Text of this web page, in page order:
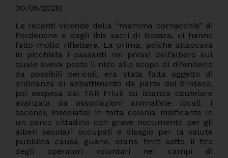
(10/06/2026)
Le recenti vicende della “mamma cornacchia” di
Pordenone e degli ibis sacri di Novara, ci hanno
fatto molto riflettere. La prima, poiché attaccava
in picchiata i passanti nei pressi dell’albero sul
quale aveva posto il nido allo scopo di difenderlo
da possibili pericoli, era stata fatta oggetto di
ordinanza di abbattimento da parte del Sindaco,
poi sospesa dal TAR Friuli su istanza cautelare
avanzata da associazioni animaliste locali. I
secondi, insediatisi in folta colonia nidificante in
un parco cittadino con grave nocumento per gli
alberi secolari occupati e disagio per la salute
pubblica causa guano, erano finiti sotto il tiro
degli operatori volontari nei campi di